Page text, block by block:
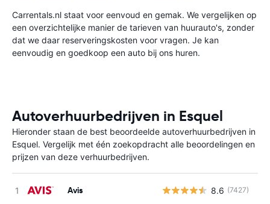
Carrentals.nl staat voor eenvoud en gemak. We vergelijken op
een overzichtelijke manier de tarieven van huurauto's, zonder
dat we daar reserveringskosten voor vragen. Je kan
eenvoudig en goedkoop een auto bij ons huren.
Autoverhuurbedrijven in Esquel
Hieronder staan de best beoordeelde autoverhuurbedrijven in
Esquel. Vergelijk met één zoekopdracht alle beoordelingen en
prijzen van deze verhuurbedrijven.
Avis 8.6 (7427)